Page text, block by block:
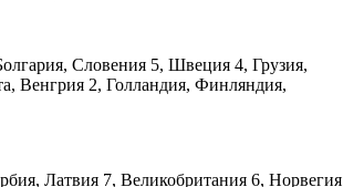
Словения 5, Швеция 4, Грузия,
Венгрия 2, Голландия, Финляндия,
Латвия 7, Великобритания 6, Норвегия